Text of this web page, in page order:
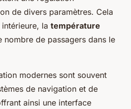
de divers paramètres. Cela
intérieure, la température
nombre de passagers dans le
modernes sont souvent
de navigation et de
ainsi une interface